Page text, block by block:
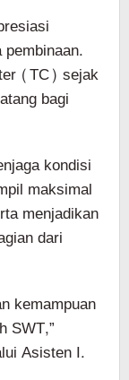
(TC) sejak
bagi
kondisi
maksimal
menjadikan
dari
kemampuan
SWT,”
Asisten I.